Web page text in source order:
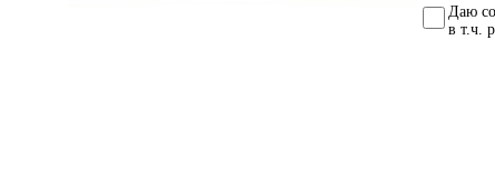
Даю
в т.ч.